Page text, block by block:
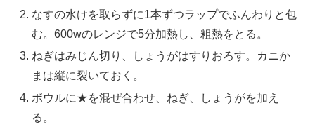
なすの水けを取らずに1本ずつラップでふんわりと包
む。600wのレンジで5分加熱し、粗熱をとる。
ねぎはみじん切り、しょうがはすりおろす。カニか
まは縦に裂いておく。
ボウルに★を混ぜ合わせ、ねぎ、しょうがを加え
る。